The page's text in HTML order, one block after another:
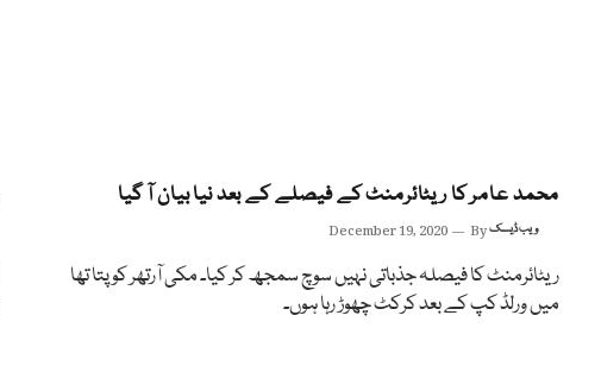
محمد عامر کا ریٹائرمنٹ کے فیصلے کے بعد نیا بیان آ گیا
December 19, 2020 Byویب ڈیسک
ریٹائرمنٹ کا فیصلہ جذباتی نہیں سوچ سمجھ کر کیا۔ مکی آرتھر کو پتا تھا
میں ورلڈ کپ کے بعد کرکٹ چھوڑ رہا ہوں۔